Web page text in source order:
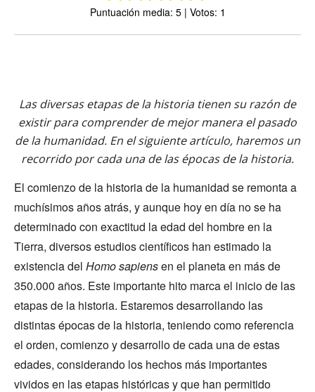
Puntuación media: 5 | Votos: 1
Las diversas etapas de la historia tienen su razón de
existir para comprender de mejor manera el pasado
de la humanidad. En el siguiente artículo, haremos un
recorrido por cada una de las épocas de la historia.
El comienzo de la historia de la humanidad se remonta a
muchísimos años atrás, y aunque hoy en día no se ha
determinado con exactitud la edad del hombre en la
Tierra, diversos estudios científicos han estimado la
existencia del Homo sapiensen el planeta en más de
350.000 años. Este importante hito marca el inicio de las
etapas de la historia. Estaremos desarrollando las
distintas épocas de la historia, teniendo como referencia
el orden, comienzo y desarrollo de cada una de estas
edades, considerando los hechos más importantes
vividos en las etapas históricas y que han permitido